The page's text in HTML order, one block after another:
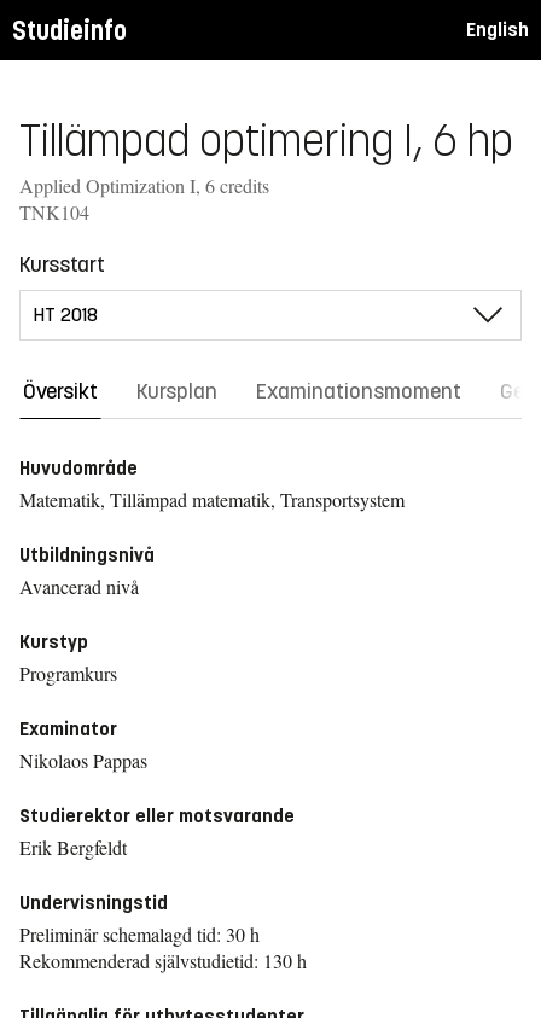
Studieinfo English
Tillämpad optimering I, 6 hp
Applied Optimization I, 6 credits
TNK104
Kursstart
Översikt Kursplan Examinationsmoment
Huvudområde
Matematik, Tillämpad matematik, Transportsystem
Utbildningsnivå
Avancerad nivå
Kurstyp
Programkurs
Examinator
Nikolaos Pappas
Studierektor eller motsvarande
Erik Bergfeldt
Undervisningstid
Preliminär schemalagd tid: 30 h
Rekommenderad självstudietid: 130 h